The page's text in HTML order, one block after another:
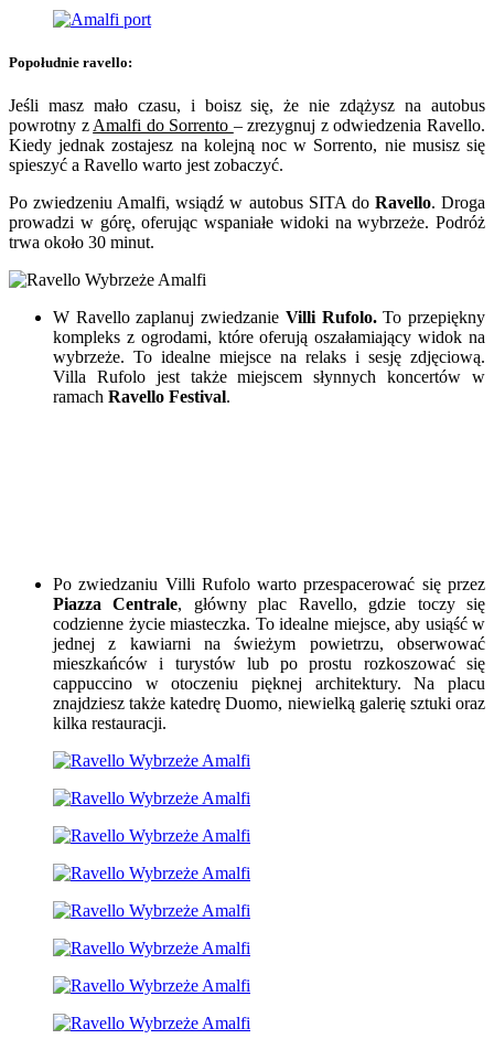
Popołudnie ravello:
Jeśli masz mało czasu, i boisz się, że nie zdążysz na autobus
powrotny zAmalfi do Sorrento – zrezygnuj z odwiedzenia Ravello.
Kiedy jednak zostajesz na kolejną noc w Sorrento, nie musisz się
spieszyć a Ravello warto jest zobaczyć.
Po zwiedzeniu Amalfi, wsiądź w autobus SITA do Ravello. Droga
prowadzi w górę, oferując wspaniałe widoki na wybrzeże. Podróż
trwa około 30 minut.
W Ravello zaplanuj zwiedzanie Villi Rufolo.To przepiękny
kompleks z ogrodami, które oferują oszałamiający widok na
wybrzeże. To idealne miejsce na relaks i sesję zdjęciową.
Villa Rufolo jest także miejscem słynnych koncertów w
ramach Ravello Festival.
Po zwiedzaniu Villi Rufolo warto przespacerować się przez
Piazza Centrale, główny plac Ravello, gdzie toczy się
codzienne życie miasteczka. To idealne miejsce, aby usiąść w
jednej z kawiarni na świeżym powietrzu, obserwować
mieszkańców i turystów lub po prostu rozkoszować się
cappuccino w otoczeniu pięknej architektury. Na placu
znajdziesz także katedrę Duomo, niewielką galerię sztuki oraz
kilka restauracji.